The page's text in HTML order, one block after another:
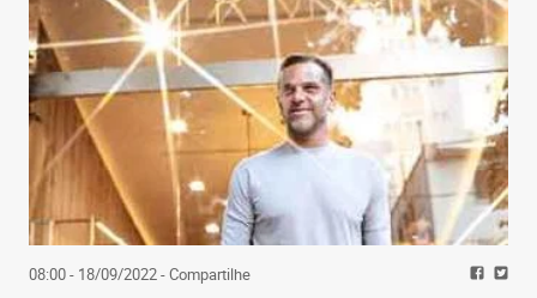
08:00 - 18/09/2022- Compartilhe